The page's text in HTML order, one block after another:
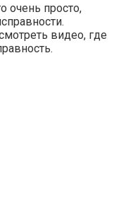
очень просто,
видео, где